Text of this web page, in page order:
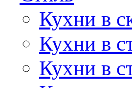
Кухни в
Кухни в
Кухни в